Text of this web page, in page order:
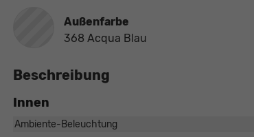
Außenfarbe
368 Acqua Blau
Beschreibung
Innen
Ambiente-Beleuchtung